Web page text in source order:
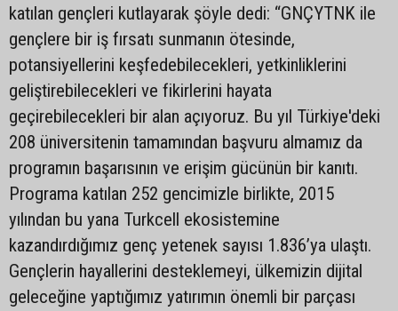
katılan gençleri kutlayarak şöyle dedi: “GNÇYTNK ile
gençlere bir iş fırsatı sunmanın ötesinde,
potansiyellerini keşfedebilecekleri, yetkinliklerini
geliştirebilecekleri ve fikirlerini hayata
geçirebilecekleri bir alan açıyoruz. Bu yıl Türkiye'deki
208 üniversitenin tamamından başvuru almamız da
programın başarısının ve erişim gücünün bir kanıtı.
Programa katılan 252 gencimizle birlikte, 2015
yılından bu yana Turkcell ekosistemine
kazandırdığımız genç yetenek sayısı 1.836’ya ulaştı.
Gençlerin hayallerini desteklemeyi, ülkemizin dijital
geleceğine yaptığımız yatırımın önemli bir parçası